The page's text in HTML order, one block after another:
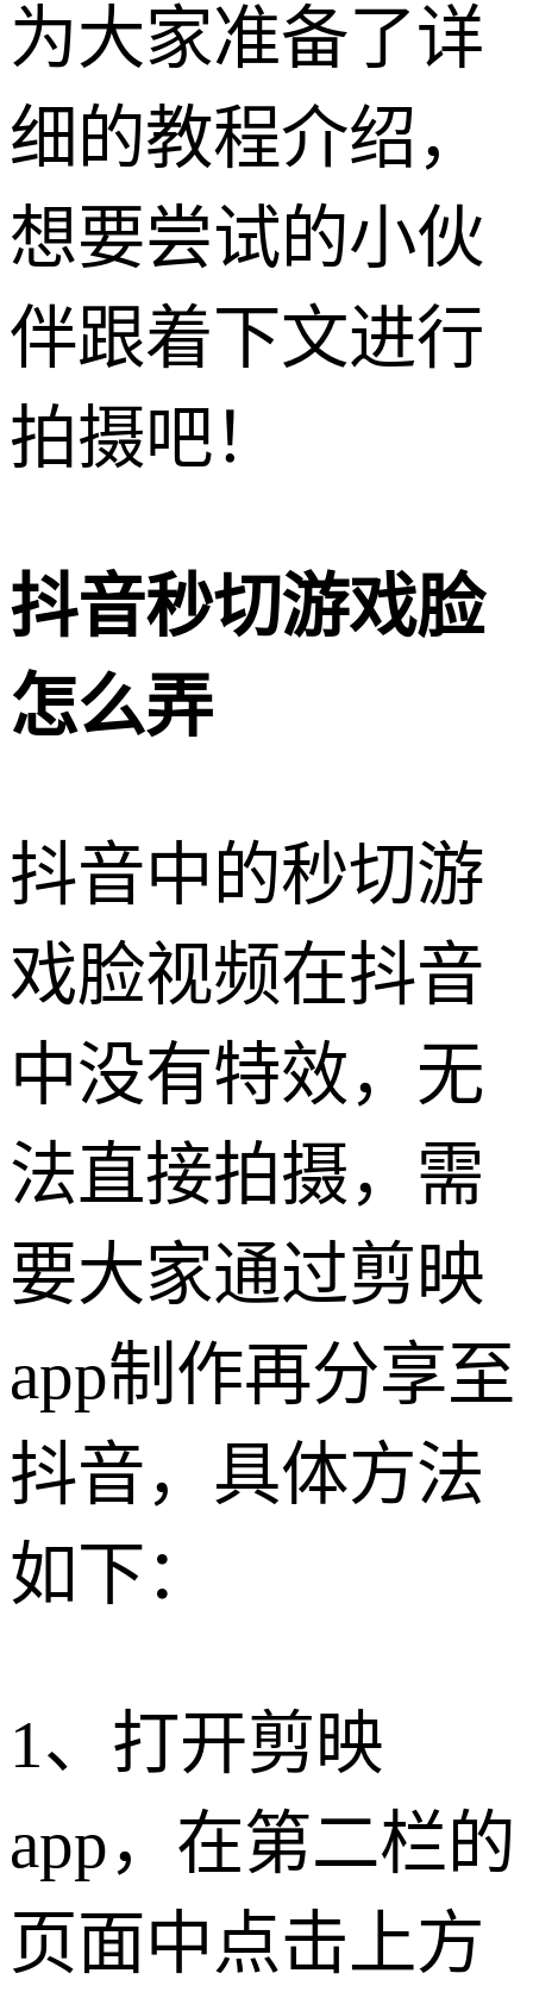
为大家准备了详
细的教程介绍，
想要尝试的小伙
伴跟着下文进行
拍摄吧！
抖音秒切游戏脸
怎么弄
抖音中的秒切游
戏脸视频在抖音
中没有特效，无
法直接拍摄，需
要大家通过剪映
app制作再分享至
抖音，具体方法
如下：
1、打开剪映
app，在第二栏的
页面中点击上方